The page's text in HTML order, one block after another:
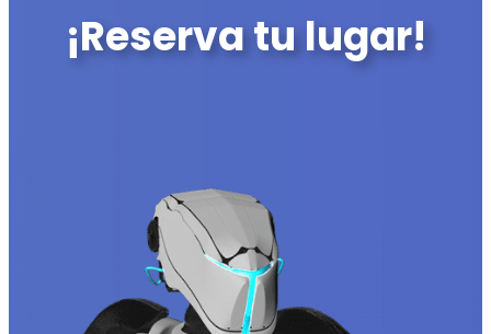
¡Reserva tu lugar!